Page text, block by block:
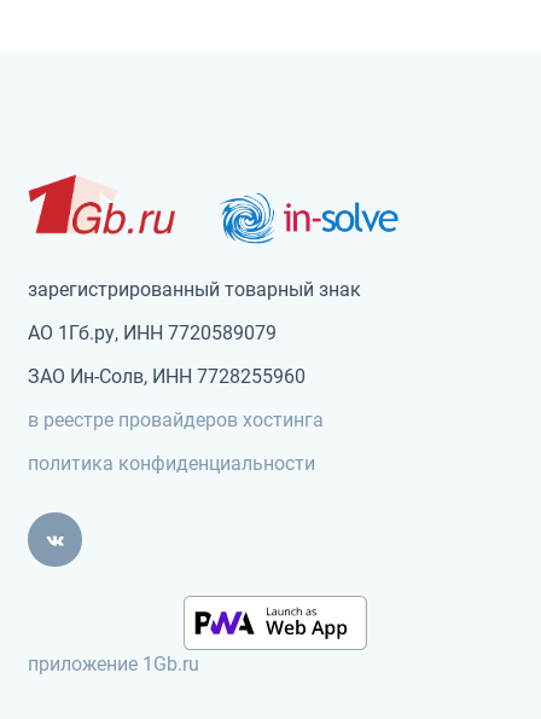
зарегистрированный товарный знак
АО 1Гб.ру, ИНН 7720589079
ЗАО Ин-Солв, ИНН 7728255960
в реестре провайдеров хостинга
политика конфиденциальности
приложение 1Gb.ru